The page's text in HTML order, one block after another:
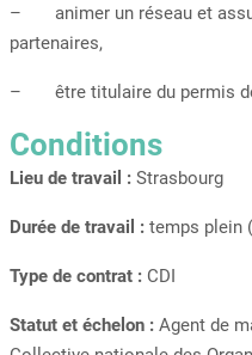
– animer un réseau et
partenaires,
– être titulaire du permis
Conditions
Lieu de travail : Strasbourg
Durée de travail : temps plein
Type de contrat : CDI
Statut et échelon : Agent de